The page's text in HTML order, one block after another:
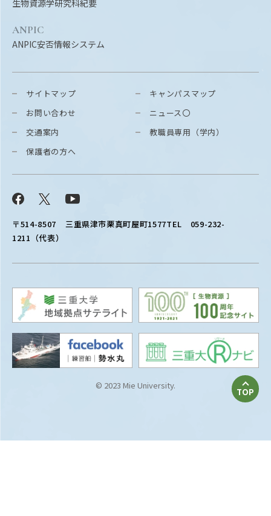
〒514-8507 三重県津市栗真町屋町1577TEL 059-232-
1211（代表）
サイトマップ
お問い合わせ
交通案内
保護者の方へ
Facebook
キャンパスマップ
ニュース〇
教職員専用（学内）
生物資源学研究科紀要
ANPIC
ANPIC安否情報システム
© 2023 Mie University.
TOP